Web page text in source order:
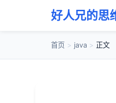
好人兄的思
首页 > java > 正文